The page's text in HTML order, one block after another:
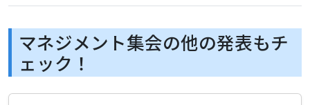
マネジメント集会の他の発表もチ
ェック！